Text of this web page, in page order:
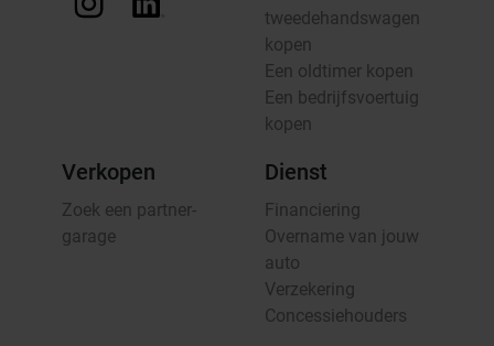
tweedehandswagen
kopen
Een oldtimer kopen
Een bedrijfsvoertuig
kopen
Verkopen
Zoek een partner-
garage
Dienst
Financiering
Overname van jouw
auto
Verzekering
Concessiehouders